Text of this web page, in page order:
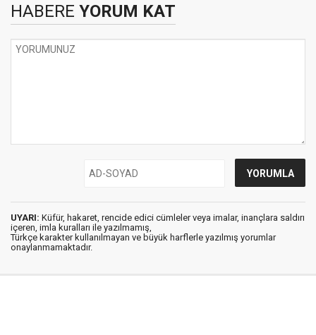
HABERE YORUM KAT
UYARI: Küfür, hakaret, rencide edici cümleler veya imalar, inançlara saldırı
içeren, imla kuralları ile yazılmamış,
Türkçe karakter kullanılmayan ve büyük harflerle yazılmış yorumlar
onaylanmamaktadır.